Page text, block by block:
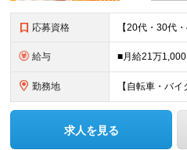
応募資格
給与
勤務地
求人を見る